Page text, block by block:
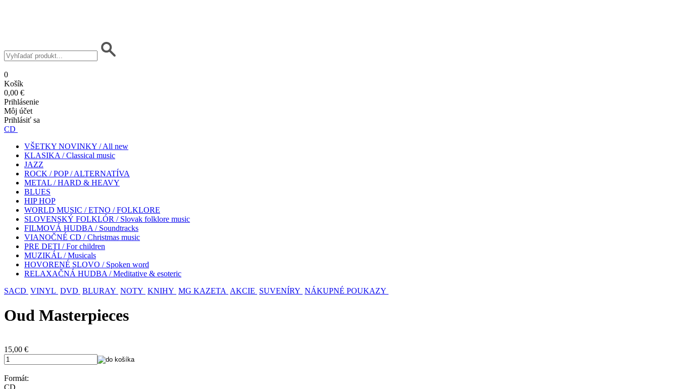
0
Košík
0,00 €
Prihlásenie
Môj účet
Prihlásiť sa
CD
VŠETKY NOVINKY / All new
KLASIKA / Classical music
JAZZ
ROCK / POP / ALTERNATÍVA
METAL / HARD & HEAVY
BLUES
HIP HOP
WORLD MUSIC / ETNO / FOLKLORE
SLOVENSKÝ FOLKLÓR / Slovak folklore music
FILMOVÁ HUDBA / Soundtracks
VIANOČNÉ CD / Christmas music
PRE DETI / For children
MUZIKÁL / Musicals
HOVORENÉ SLOVO / Spoken word
RELAXAČNÁ HUDBA / Meditative & esoteric
SACD VINYL DVD BLURAY NOTY KNIHY MG KAZETA AKCIE SUVENÍRY NÁKUPNÉ POUKAZY
Oud Masterpieces
15,00 €
Formát:
CD